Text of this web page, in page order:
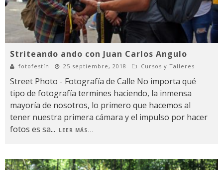
Striteando ando con Juan Carlos Angulo
fotofestín 25 septiembre, 2018 Cursos y Talleres
Street Photo - Fotografía de Calle No importa qué
tipo de fotografía termines haciendo, la inmensa
mayoría de nosotros, lo primero que hacemos al
tener nuestra primera cámara y el impulso por hacer
fotos es sa... LEER MÁS...